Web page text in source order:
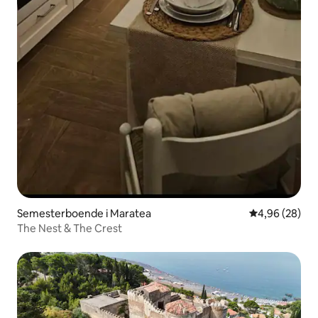
Semesterboende i Maratea 4,96 av 5 i
4,96 (28)
The Nest & The Crest